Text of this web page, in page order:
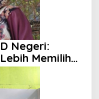
Negeri:
Memilih